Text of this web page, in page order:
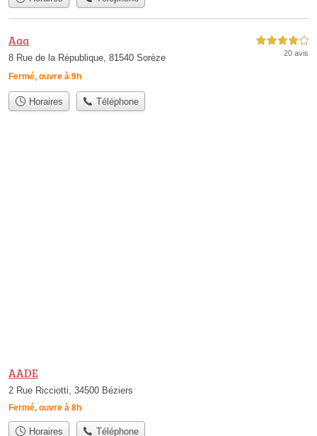
Aaa
8 Rue de la République, 81540 Sorèze
Fermé, ouvre à 9h
4,0 étoiles sur 5
20 avis
Horaires Téléphone
AADE
2 Rue Ricciotti, 34500 Béziers
Fermé, ouvre à 8h
Horaires Téléphone